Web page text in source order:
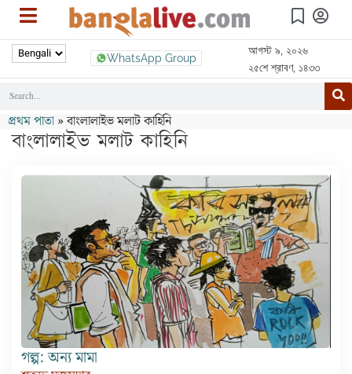
WhatsApp Group
আগস্ট ৯, ২০২৬
২৫শে শ্রাবণ, ১৪৩৩
প্রথম পাতা »বাংলালাইভ মলাট কাহিনি
বাংলালাইভ মলাট কাহিনি
গল্প: অন্য মামা